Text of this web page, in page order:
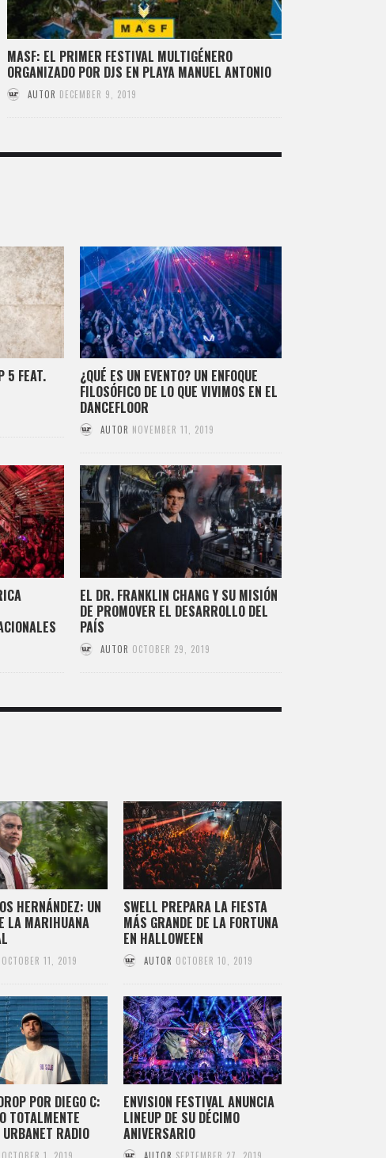
MASF: EL PRIMER FESTIVAL MULTIGÉNERO
ORGANIZADO POR DJS EN PLAYA MANUEL ANTONIO
AUTOR DECEMBER 9, 2019
5 FEAT.
¿QUÉ ES UN EVENTO? UN ENFOQUE
FILOSÓFICO DE LO QUE VIVIMOS EN EL
DANCEFLOOR
AUTOR NOVEMBER 11, 2019
EL DR. FRANKLIN CHANG Y SU MISIÓN
DE PROMOVER EL DESARROLLO DEL
PAÍS
AUTOR OCTOBER 29, 2019
HERNÁNDEZ: UN
LA MARIHUANA
OCTOBER 11, 2019
SWELL PREPARA LA FIESTA
MÁS GRANDE DE LA FORTUNA
EN HALLOWEEN
AUTOR OCTOBER 10, 2019
POR DIEGO C:
TOTALMENTE
URBANET RADIO
OCTOBER 1, 2019
ENVISION FESTIVAL ANUNCIA
LINEUP DE SU DÉCIMO
ANIVERSARIO
AUTOR SEPTEMBER 27, 2019